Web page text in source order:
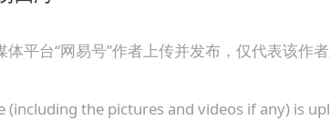
平台“网易号”作者上传并发布，仅代表该作
(including the pictures and videos if any) is